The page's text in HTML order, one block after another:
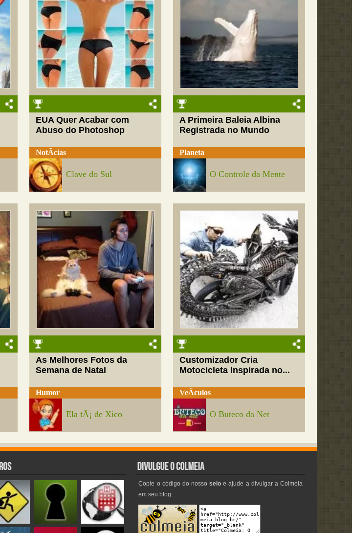
EUA Quer Acabar com
Abuso do Photoshop
NotÃ­cias
Clave do Sul
A Primeira Baleia Albina
Registrada no Mundo
Planeta
O Controle da Mente
As Melhores Fotos da
Semana de Natal
Humor
Ela tÃ¡ de Xico
Customizador Cria
Motocicleta Inspirada no...
VeÃ­culos
O Buteco da Net
Copie o código do nossoselo e ajude a divulgar a Colmeia
em seu blog.